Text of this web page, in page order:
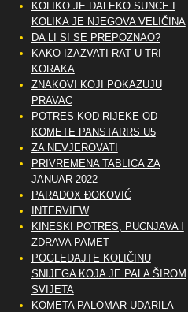
KOLIKO JE DALEKO SUNCE I
KOLIKA JE NJEGOVA VELIČINA
DA LI SI SE PREPOZNAO?
KAKO IZAZVATI RAT U TRI
KORAKA
ZNAKOVI KOJI POKAZUJU
PRAVAC
POTRES KOD RIJEKE OD
KOMETE PANSTARRS U5
ZA NEVJEROVATI
PRIVREMENA TABLICA ZA
JANUAR 2022
PARADOX ĐOKOVIĆ
INTERVIEW
KINESKI POTRES, PUCNJAVA I
ZDRAVA PAMET
POGLEDAJTE KOLIČINU
SNIJEGA KOJA JE PALA ŠIROM
SVIJETA
KOMETA PALOMAR UDARILA